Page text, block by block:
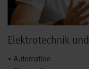
Elektrotechnik
• Automation